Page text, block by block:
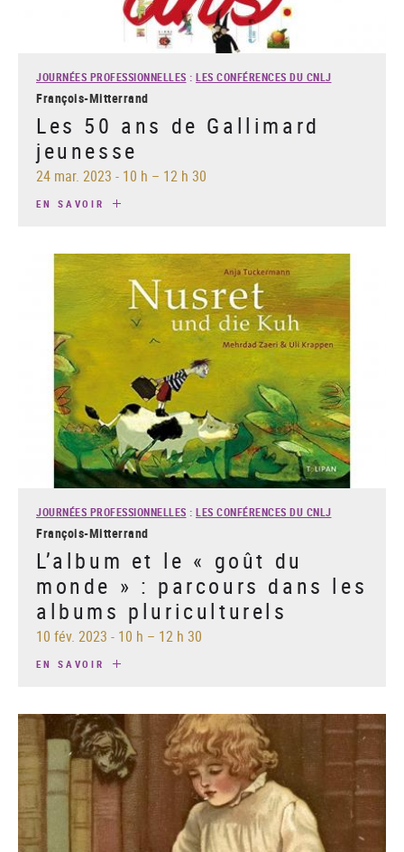
JOURNÉES PROFESSIONNELLES : LES CONFÉRENCES DU CNLJ
François-Mitterrand
Les 50 ans de Gallimard
jeunesse
24 mar. 2023 - 10 h – 12 h 30
EN SAVOIR
JOURNÉES PROFESSIONNELLES : LES CONFÉRENCES DU CNLJ
François-Mitterrand
L’album et le « goût du
monde » : parcours dans les
albums pluriculturels
10 fév. 2023 - 10 h – 12 h 30
EN SAVOIR